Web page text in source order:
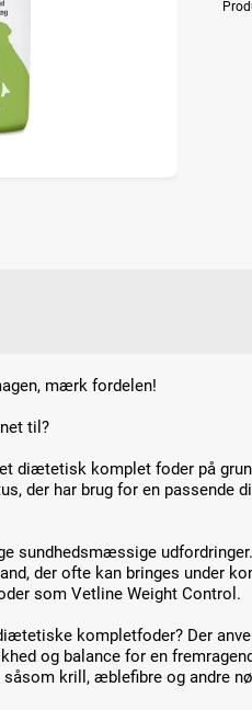
mærk fordelen!
til?
diætetisk komplet foder på
der har brug for en passende
sundhedsmæssige
der ofte kan bringes under
som Vetline Weight Control.
kompletfoder? Der
og balance for en
krill, æblefibre og andre